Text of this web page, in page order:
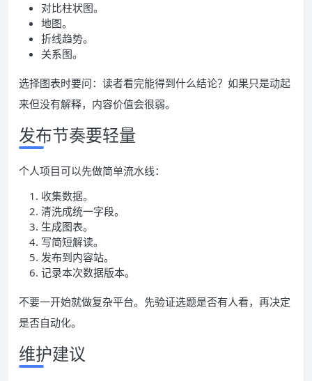
对比柱状图。
地图。
折线趋势。
关系图。
选择图表时要问：读者看完能得到什么结论？如果只是动起
来但没有解释，内容价值会很弱。
发布节奏要轻量
个人项目可以先做简单流水线：
收集数据。
清洗成统一字段。
生成图表。
写简短解读。
发布到内容站。
记录本次数据版本。
不要一开始就做复杂平台。先验证选题是否有人看，再决定
是否自动化。
维护建议